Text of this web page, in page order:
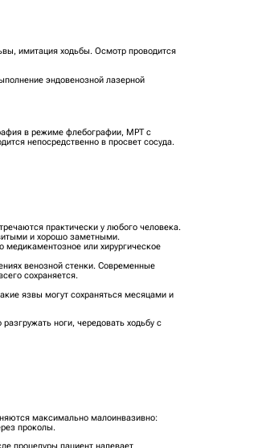
имитация ходьбы. Осмотр проводится
эндовенозной лазерной
в режиме флебографии, МРТ с
непосредственно в просвет сосуда.
практически у любого человека.
и хорошо заметными.
медикаментозное или хирургическое
венозной стенки. Современные
сохраняется.
язвы могут сохраняться месяцами и
ноги, чередовать ходьбу с
максимально малоинвазивно:
проколы.
процедуры пациент надевает